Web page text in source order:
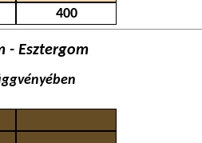
400
- Esztergom